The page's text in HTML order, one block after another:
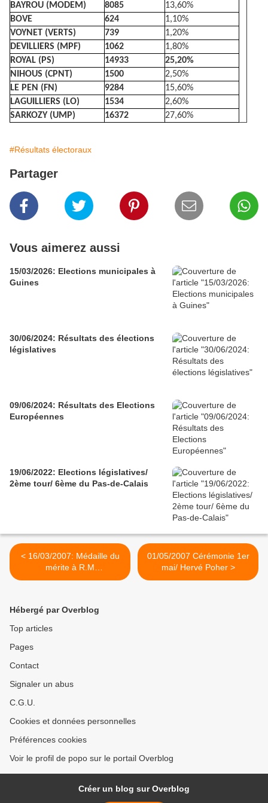
BAYROU (MODEM)
8085
13,60%
BOVE
624
1,10%
VOYNET (VERTS)
739
1,20%
DEVILLIERS (MPF)
1062
1,80%
ROYAL (PS)
14933
25,20%
NIHOUS (CPNT)
1500
2,50%
LE PEN (FN)
9284
15,60%
LAGUILLIERS (LO)
1534
2,60%
SARKOZY (UMP)
16372 27,60%
#Résultats électoraux
Partager
Vous aimerez aussi
15/03/2026: Elections municipales à
Guines
30/06/2024: Résultats des élections
législatives
09/06/2024: Résultats des Elections
Européennes
19/06/2022: Elections législatives/
2ème tour/ 6ème du Pas-de-Calais
< 16/03/2007: Médaille du
mérite à R.M
GUILLEMANT/ Hervé Poher
01/05/2007 Cérémonie 1er
mai/ Hervé Poher >
Hébergé par Overblog
Top articles
Pages
Contact
Signaler un abus
C.G.U.
Cookies et données personnelles
Préférences cookies
Voir le profil de popo sur le portail Overblog
Créer un blog sur Overblog